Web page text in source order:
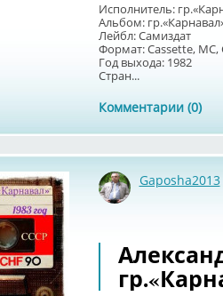
Исполнитель:
Альбом:
Лейбл: Самиздат
Формат: Cassette, MC,
Год выхода: 1982
Стран...
Комментарии (0)
Gaposha2013